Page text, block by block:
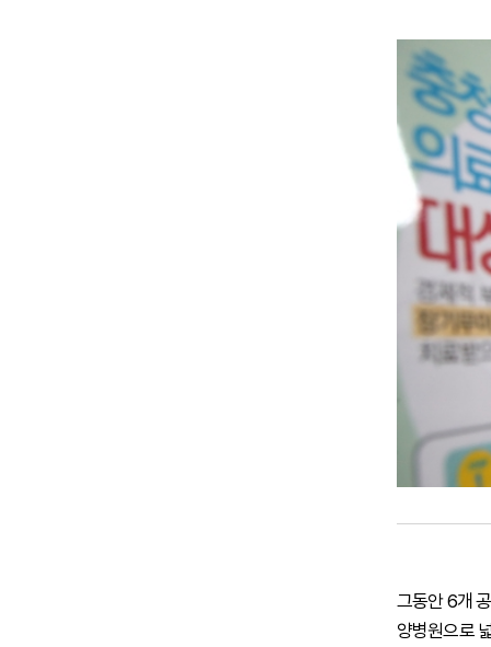
그동안 6개
양병원으로